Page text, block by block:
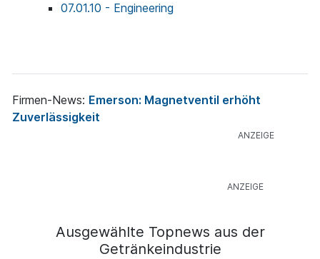
07.01.10 - Engineering
Firmen-News: Emerson: Magnetventil erhöht
Zuverlässigkeit
Ausgewählte Topnews aus der
Getränkeindustrie